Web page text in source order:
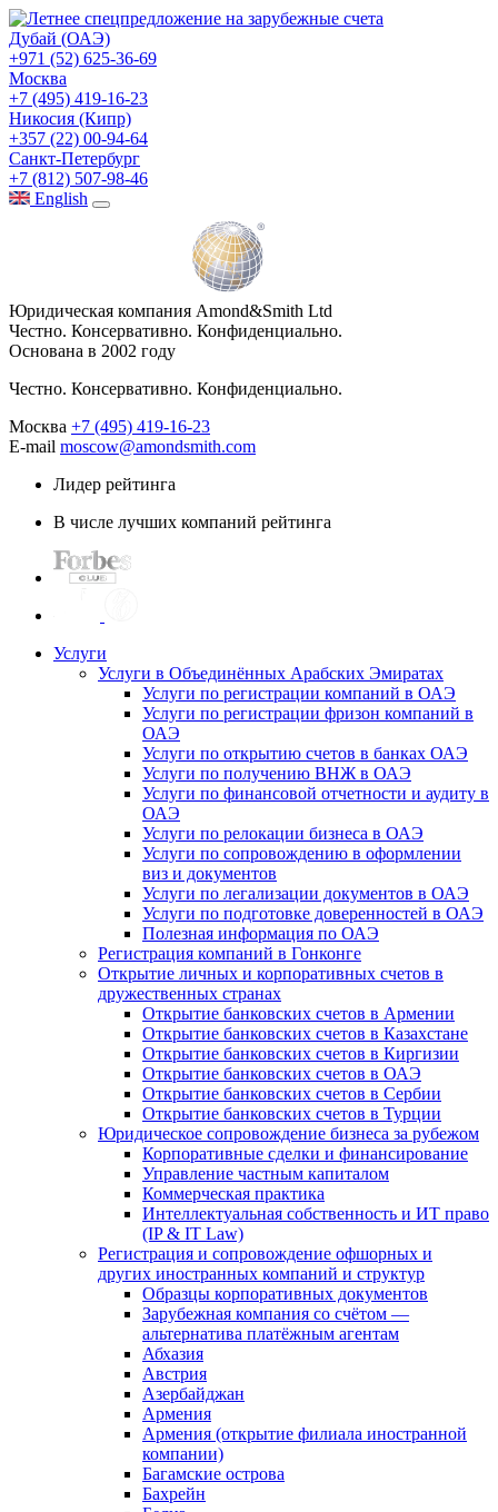
Дубай (ОАЭ)
+971 (52) 625-36-69
Москва
+7 (495) 419-16-23
Никосия (Кипр)
+357 (22) 00-94-64
Санкт-Петербург
+7 (812) 507-98-46
English
Юридическая компания Amond&Smith Ltd
Честно. Консервативно. Конфиденциально.
Основана в 2002 году
Честно. Консервативно. Конфиденциально.
Москва +7 (495) 419-16-23
E-mail moscow@amondsmith.com
Лидер рейтинга
В числе лучших компаний рейтинга
Услуги
Услуги в Объединённых Арабских Эмиратах
Услуги по регистрации компаний в ОАЭ
Услуги по регистрации фризон компаний в
ОАЭ
Услуги по открытию счетов в банках ОАЭ
Услуги по получению ВНЖ в ОАЭ
Услуги по финансовой отчетности и аудиту в
ОАЭ
Услуги по релокации бизнеса в ОАЭ
Услуги по сопровождению в оформлении
виз и документов
Услуги по легализации документов в ОАЭ
Услуги по подготовке доверенностей в ОАЭ
Полезная информация по ОАЭ
Регистрация компаний в Гонконге
Открытие личных и корпоративных счетов в
дружественных странах
Открытие банковских счетов в Армении
Открытие банковских счетов в Казахстане
Открытие банковских счетов в Киргизии
Открытие банковских счетов в ОАЭ
Открытие банковских счетов в Сербии
Открытие банковских счетов в Турции
Юридическое сопровождение бизнеса за рубежом
Корпоративные сделки и финансирование
Управление частным капиталом
Коммерческая практика
Интеллектуальная собственность и ИТ право
(IP & IT Law)
Регистрация и сопровождение офшорных и
других иностранных компаний и структур
Образцы корпоративных документов
Зарубежная компания со счётом —
альтернатива платёжным агентам
Абхазия
Австрия
Азербайджан
Армения
Армения (открытие филиала иностранной
компании)
Багамские острова
Бахрейн